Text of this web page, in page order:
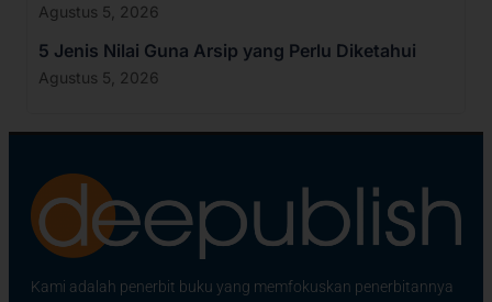
Agustus 5, 2026
5 Jenis Nilai Guna Arsip yang Perlu Diketahui
Agustus 5, 2026
Kami adalah penerbit buku yang memfokuskan penerbitannya